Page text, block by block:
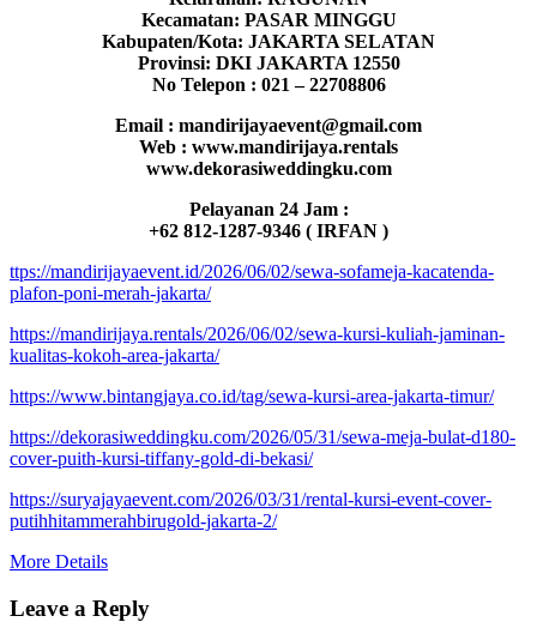
Kecamatan: PASAR MINGGU
Kabupaten/Kota: JAKARTA SELATAN
Provinsi: DKI JAKARTA 12550
No Telepon : 021 – 22708806
Email : mandirijayaevent@gmail.com
Web : www.mandirijaya.rentals
www.dekorasiweddingku.com
Pelayanan 24 Jam :
+62 812-1287-9346 ( IRFAN )
ttps://mandirijayaevent.id/2026/06/02/sewa-sofameja-kacatenda-
plafon-poni-merah-jakarta/
https://mandirijaya.rentals/2026/06/02/sewa-kursi-kuliah-jaminan-
kualitas-kokoh-area-jakarta/
https://www.bintangjaya.co.id/tag/sewa-kursi-area-jakarta-timur/
https://dekorasiweddingku.com/2026/05/31/sewa-meja-bulat-d180-
cover-puith-kursi-tiffany-gold-di-bekasi/
https://suryajayaevent.com/2026/03/31/rental-kursi-event-cover-
putihhitammerahbirugold-jakarta-2/
More Details
Leave a Reply